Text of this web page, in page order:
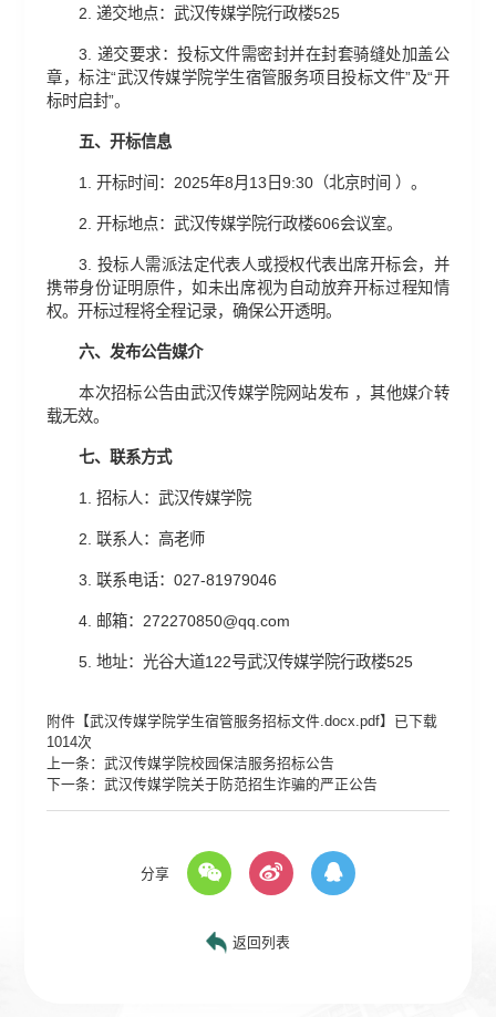
2. 递交地点：武汉传媒学院行政楼525
3. 递交要求：投标文件需密封并在封套骑缝处加盖公
章，标注“武汉传媒学院学生宿管服务项目投标文件”及“开
标时启封”。
五、开标信息
1. 开标时间：2025年8月13日9:30（北京时间 ）。
2. 开标地点：武汉传媒学院行政楼606会议室。
3. 投标人需派法定代表人或授权代表出席开标会，并
携带身份证明原件，如未出席视为自动放弃开标过程知情
权。开标过程将全程记录，确保公开透明。
六、 发布公告媒介
本次招标公告由武汉传媒学院网站发布 ，其他媒介转
载无效。
七、联系方式
1. 招标人：武汉传媒学院
2. 联系人：高老师
3. 联系电话：027-81979046
4. 邮箱：272270850@qq.com
5. 地址：光谷大道122号武汉传媒学院行政楼525
附件【武汉传媒学院学生宿管服务招标文件.docx.pdf】已下载
1014次
上一条：武汉传媒学院校园保洁服务招标公告
下一条：武汉传媒学院关于防范招生诈骗的严正公告
分享
返回列表